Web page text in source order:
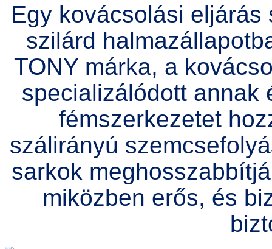
Egy kovácsolási
szilárd
TONY márka, a
specializálódott annak
fémszerkezetet
szálirányú
sarkok
miközben erős, és